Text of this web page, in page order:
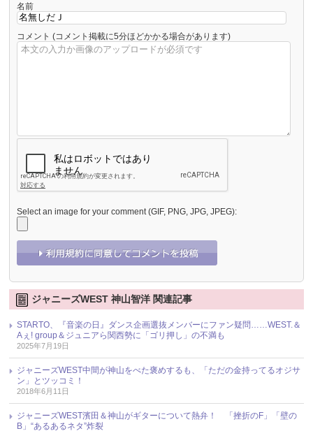
名前
コメント (コメント掲載に5分ほどかかる場合があります)
Select an image for your comment (GIF, PNG, JPG, JPEG):
ジャニーズWEST 神山智洋 関連記事
STARTO、『音楽の日』ダンス企画選抜メンバーにファン疑問……WEST.＆
Aぇ! group＆ジュニアら関西勢に「ゴリ押し」の不満も
2025年7月19日
ジャニーズWEST中間が神山をべた褒めするも、「ただの金持ってるオジサ
ン」とツッコミ！
2018年6月11日
ジャニーズWEST濱田＆神山がギターについて熱弁！ 「挫折のF」「壁の
B」“あるあるネタ”炸裂